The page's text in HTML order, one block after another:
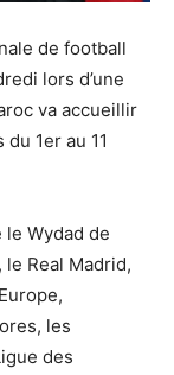
de football
lors d’une
va accueillir
1er au 11
Wydad de
le Real Madrid,
les
des